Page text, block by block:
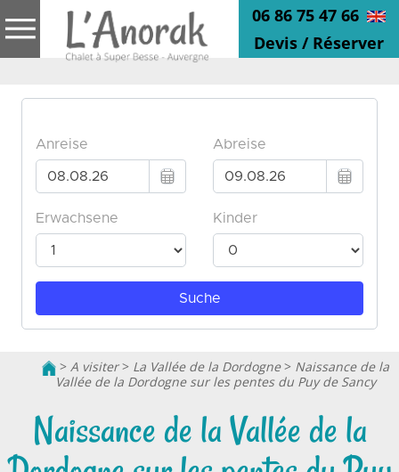
06 86 75 47 66
Devis / Réserver
> A visiter> La Vallée de la Dordogne> Naissance de la
Vallée de la Dordogne sur les pentes du Puy de Sancy
Naissance de la Vallée de la